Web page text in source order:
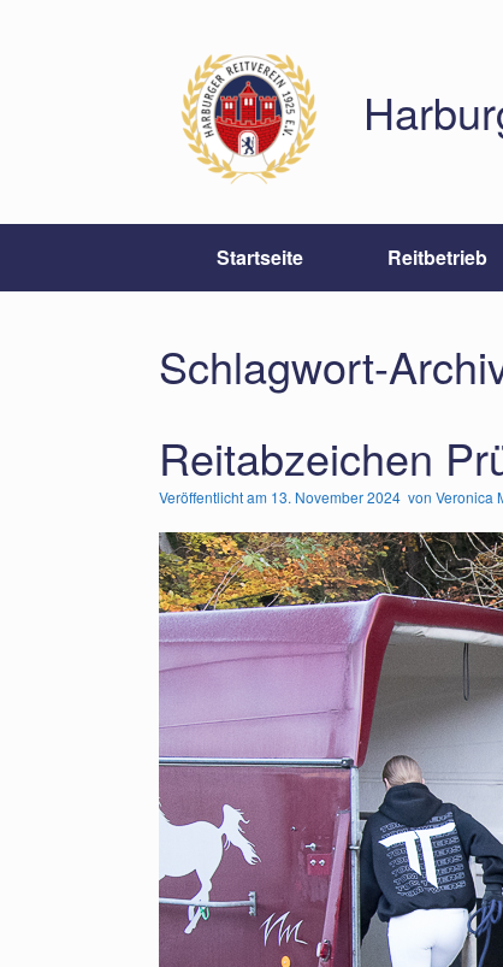
Startseite Reitbetrieb
Schlagwort-
Reitabzeichen
Veröffentlicht am 13. November 2024 von Veronica